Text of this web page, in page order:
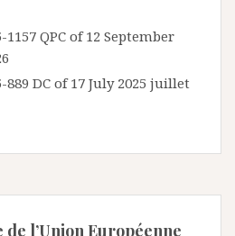
QPC of 12 September
DC of 17 July 2025 juillet
de l’Union Européenne